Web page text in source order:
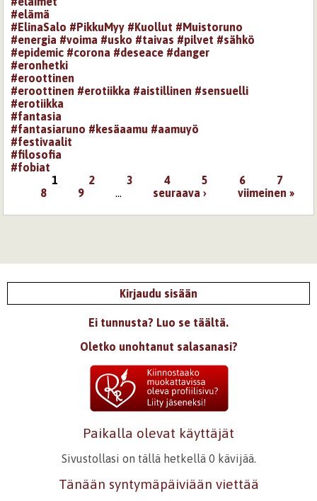
#elämä
#ElinaSalo #PikkuMyy #Kuollut #Muistoruno
#energia #voima #usko #taivas #pilvet #sähkö
#epidemic #corona #deseace #danger
#eronhetki
#eroottinen
#eroottinen #erotiikka #aistillinen #sensuelli
#erotiikka
#fantasia
#fantasiaruno #kesäaamu #aamuyö
#festivaalit
#filosofia
#fobiat
1 2 3 4 5 6
7
8
9 … seuraava › viimeinen »
Kirjaudu sisään
Ei tunnusta? Luo se täältä.
Oletko unohtanut salasanasi?
Paikalla olevat käyttäjät
Sivustollasi on tällä hetkellä 0 kävijää.
Tänään syntymäpäiviään viettää